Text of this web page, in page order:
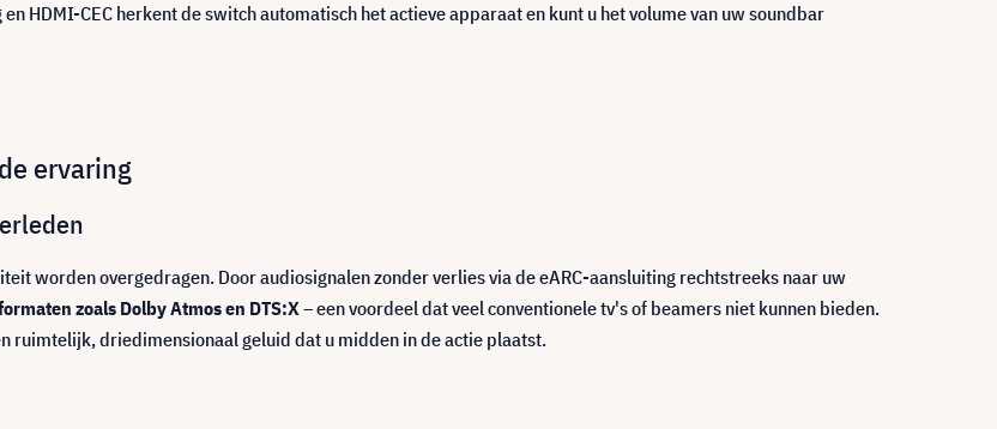
HDMI-CEC herkent de switch automatisch het actieve apparaat en kunt u het volume van uw soundbar
ervaring
worden overgedragen. Door audiosignalen zonder verlies via de eARC-aansluiting rechtstreeks naar uw
zoals Dolby Atmos en DTS:X– een voordeel dat veel conventionele tv's of beamers niet kunnen bieden.
ruimtelijk, driedimensionaal geluid dat u midden in de actie plaatst.